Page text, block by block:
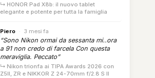
↳ HONOR Pad X8b: il nuovo tablet
elegante e potente per tutta la famiglia
Piero · 3 mesi fa
“Sono Nikon ormai da sessanta mi..ora
a 91 non credo di farcela Con questa
meraviglia. Peccato”
↳ Nikon trionfa ai TIPA Awards 2026 con
Z5II, ZR e NIKKOR Z 24-70mm f/2.8 S II